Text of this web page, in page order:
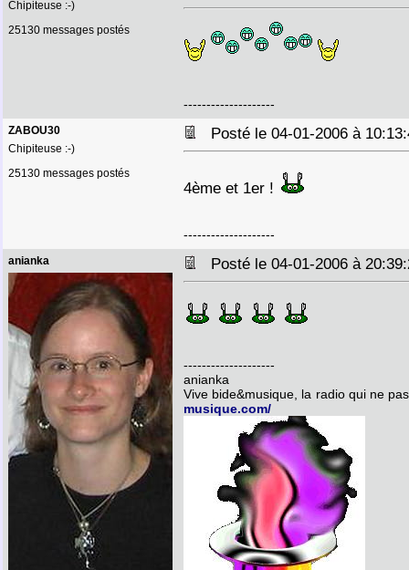
Chipiteuse :-)
25130 messages postés
--------------------
ZABOU30
Chipiteuse :-)
25130 messages postés
Posté le 04-01-2006 à
4ème et 1er !
--------------------
anianka Posté le 04-01-2006 à
--------------------
anianka
Vive bide&musique, la radio qui ne
musique.com/